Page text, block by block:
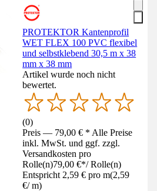
PROTEKTOR Kantenprofil
WET FLEX 100 PVC flexibel
und selbstklebend 30,5 m x 38
mm x 38 mm
Artikel wurde noch nicht
bewertet.
(0)
Preis — 79,00 € * Alle Preise
inkl. MwSt. und ggf. zzgl.
Versandkosten pro
Rolle(n)79,00 €*/ Rolle(n)
Entspricht 2,59 € pro m(2,59
€/ m)